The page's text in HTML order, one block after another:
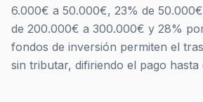
6.000€ a 50.000€, 23% de
de 200.000€ a 300.000€ y 28%
fondos de inversión permiten el
sin tributar, difiriendo el pago